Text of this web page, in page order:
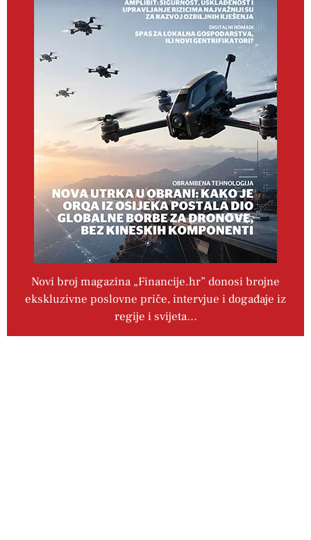
Novi broj magazina „Financije.hr” donosi brojne
ekskluzivne poslovne priče, intervjue i događaje iz
regije i svijeta…